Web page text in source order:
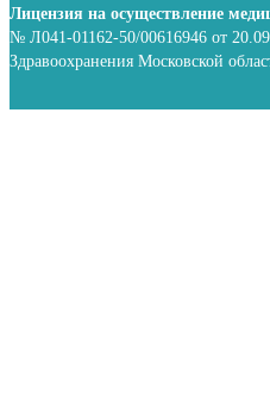
Лицензия на осуществление
№ Л041-01162-50/00616946 от
Здравоохранения Московской